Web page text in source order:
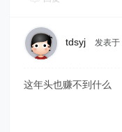
tdsyj 发表
这年头也赚不到什么